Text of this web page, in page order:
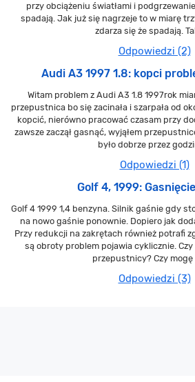
przy obciążeniu światłami i
spadają. Jak już się nagrzeje to w miarę
zdarza się że spadają.
Odpowiedzi (2)
Audi A3 1997 1.8: kopci
Witam problem z Audi A3 1.8 1997rok
przepustnica bo się zacinała i szarpała od
kopcić, nierówno pracować czasam przy
zawsze zaczął gasnąć, wyjąłem
było dobrze przez
Odpowiedzi (1)
Golf 4, 1999:
Golf 4 1999 1,4 benzyna. Silnik gaśnie gdy
na nowo gaśnie ponownie. Dopiero jak
Przy redukcji na zakrętach również potrafi
są obroty problem pojawia cyklicznie.
przepustnicy? Czy mogę
Odpowiedzi (3)